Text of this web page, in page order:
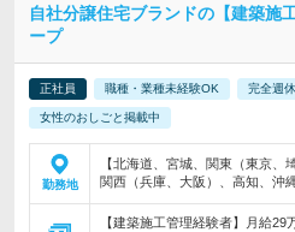
自社分譲住宅ブランドの【建築施
ープ
正社員 職種・業種未経験OK 完全週
女性のおしごと掲載中
勤務地
【北海道、宮城、関東（東京、
関西（兵庫、大阪）、高知、沖
【建築施工管理経験者】月給29